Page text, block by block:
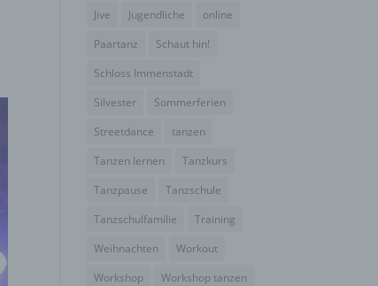
Jive
Jugendliche
online
Paartanz
Schaut hin!
Schloss Immenstadt
Silvester
Sommerferien
Streetdance
tanzen
Tanzen lernen
Tanzkurs
Tanzpause
Tanzschule
Tanzschulfamilie
Training
Weihnachten
Workout
Workshop
Workshop tanzen